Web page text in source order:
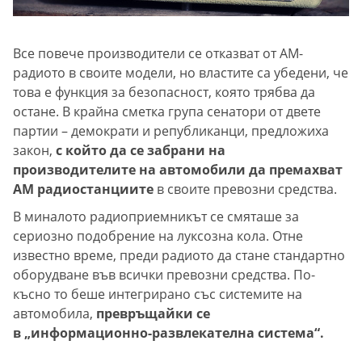
Все повече производители се отказват от AM-
радиото в своите модели, но властите са убедени, че
това е функция за безопасност, която трябва да
остане. В крайна сметка група сенатори от двете
партии – демократи и републиканци, предложиха
закон, с който да се забрани на
производителите на автомобили да премахват
AM радиостанциите в своите превозни средства.
В миналото радиоприемникът се смяташе за
сериозно подобрение на луксозна кола. Отне
известно време, преди радиото да стане стандартно
оборудване във всички превозни средства. По-
късно то беше интегрирано със системите на
автомобила, превръщайки се
в „информационно-развлекателна система“.